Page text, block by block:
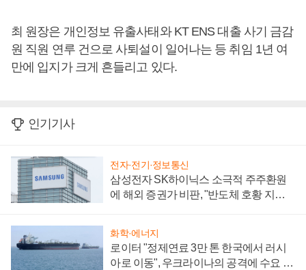
최 원장은 개인정보 유출사태와 KT ENS 대출 사기 금감
원 직원 연루 건으로 사퇴설이 일어나는 등 취임 1년 여
만에 입지가 크게 흔들리고 있다.
인기기사
전자·전기·정보통신
삼성전자 SK하이닉스 소극적 주주환원
에 해외 증권가 비판, "반도체 호황 지속
화학·에너지
로이터 "정제연료 3만 톤 한국에서 러시
아로 이동", 우크라이나의 공격에 수요 늘